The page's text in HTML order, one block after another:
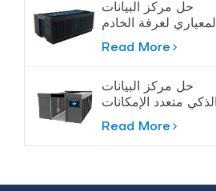
حل مركز البيانات
المعياري لغرفة الخادم
Read More
حل مركز البيانات
الذكي متعدد الإمكانات
Read More